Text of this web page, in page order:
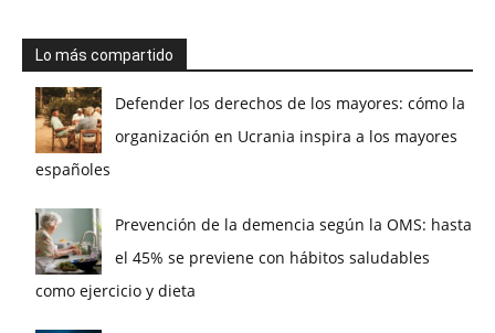
Lo más compartido
Defender los derechos de los mayores: cómo la
organización en Ucrania inspira a los mayores
españoles
Prevención de la demencia según la OMS: hasta
el 45% se previene con hábitos saludables
como ejercicio y dieta